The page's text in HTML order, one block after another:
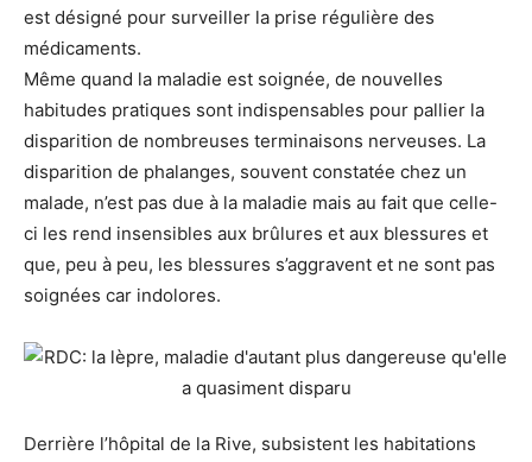
est désigné pour surveiller la prise régulière des
médicaments.
Même quand la maladie est soignée, de nouvelles
habitudes pratiques sont indispensables pour pallier la
disparition de nombreuses terminaisons nerveuses. La
disparition de phalanges, souvent constatée chez un
malade, n’est pas due à la maladie mais au fait que celle-
ci les rend insensibles aux brûlures et aux blessures et
que, peu à peu, les blessures s’aggravent et ne sont pas
soignées car indolores.
Derrière l’hôpital de la Rive, subsistent les habitations